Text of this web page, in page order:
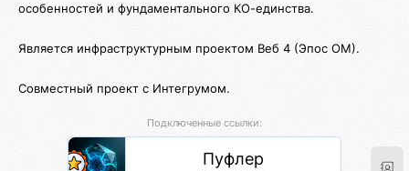
особенностей и фундаментального КО-единства.
Является инфраструктурным проектом Веб 4 (Эпос ОМ).
Совместный проект с Интегрумом.
Подключенные ссылки:
Пуфлер